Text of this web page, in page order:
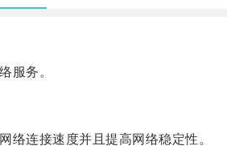
服务。
连接速度并且提高网络稳定性。